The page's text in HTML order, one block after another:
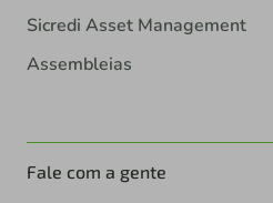
Sicredi Asset Management
Assembleias
Fale com a gente